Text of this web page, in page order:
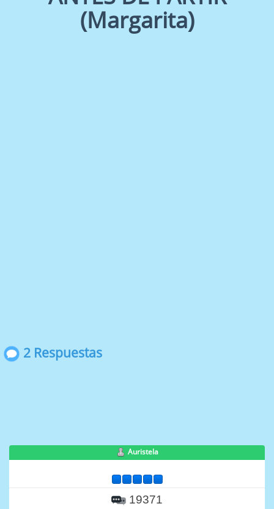
(Margarita)
2 Respuestas
Auristela
19371